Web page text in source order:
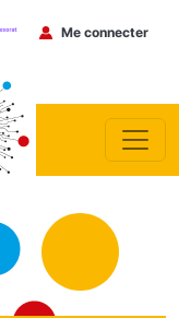
Menu du
Me connecter